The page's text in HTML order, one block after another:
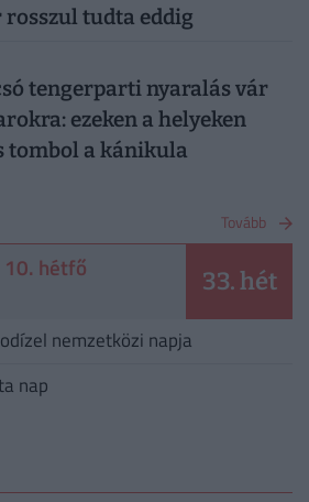
tudta eddig
tengerparti nyaralás vár
ezeken a helyeken
tombol a kánikula
Tovább
hétfő 33. hét
nemzetközi napja
nap